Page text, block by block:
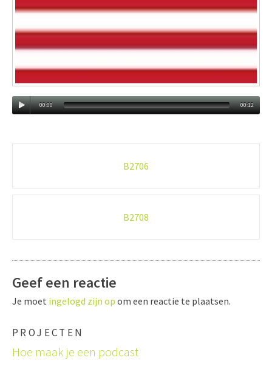
00:00 00:12
B2706
B2708
Geef een reactie
Je moet ingelogd zijn op om een reactie te plaatsen.
PROJECTEN
Hoe maak je een podcast